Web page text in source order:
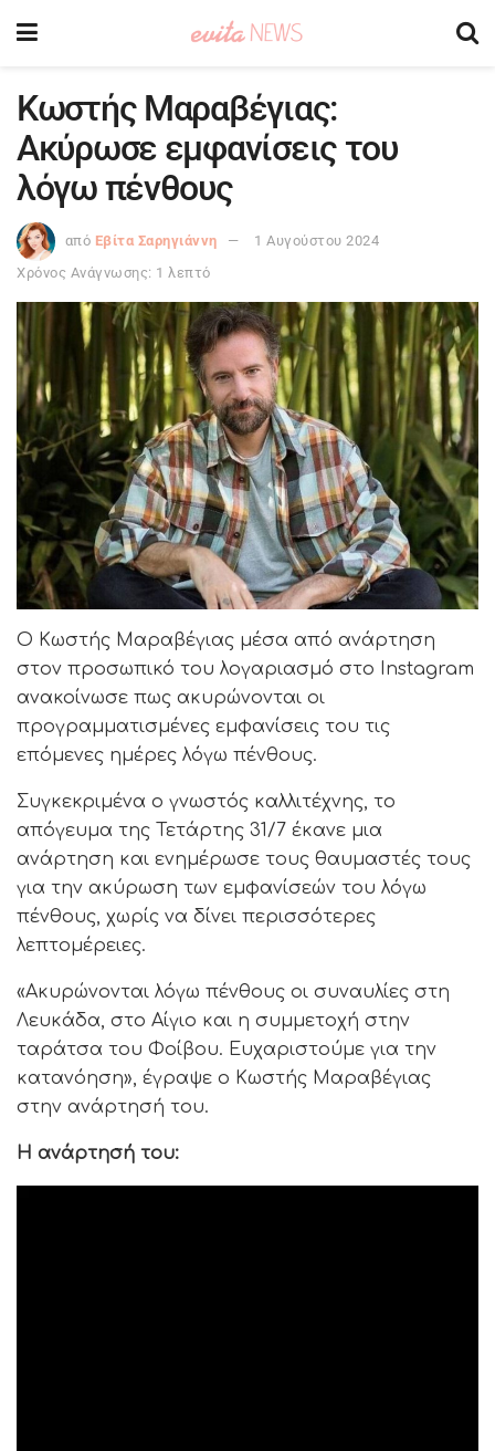
Κωστής Μαραβέγιας:
Ακύρωσε εμφανίσεις του
λόγω πένθους
από Εβίτα Σαρηγιάννη
1 Αυγούστου 2024
Χρόνος Ανάγνωσης: 1 λεπτό
Ο Κωστής Μαραβέγιας μέσα από ανάρτηση
στον προσωπικό του λογαριασμό στο Instagram
ανακοίνωσε πως ακυρώνονται οι
προγραμματισμένες εμφανίσεις του τις
επόμενες ημέρες λόγω πένθους.
Συγκεκριμένα ο γνωστός καλλιτέχνης, το
απόγευμα της Τετάρτης 31/7 έκανε μια
ανάρτηση και ενημέρωσε τους θαυμαστές τους
για την ακύρωση των εμφανίσεών του λόγω
πένθους, χωρίς να δίνει περισσότερες
λεπτομέρειες.
«Ακυρώνονται λόγω πένθους οι συναυλίες στη
Λευκάδα, στο Αίγιο και η συμμετοχή στην
ταράτσα του Φοίβου. Ευχαριστούμε για την
κατανόηση», έγραψε ο Κωστής Μαραβέγιας
στην ανάρτησή του.
Η ανάρτησή του: